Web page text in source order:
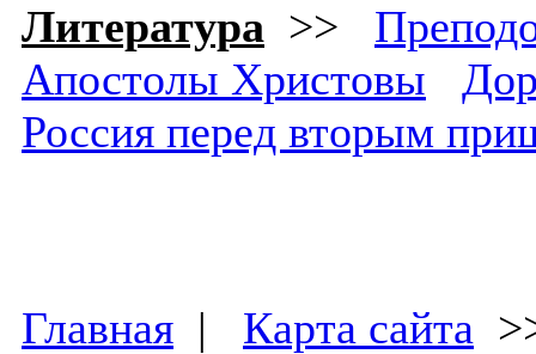
Литература >>
Апостолы Христовы
Россия перед вторым
Главная | Карта сайта